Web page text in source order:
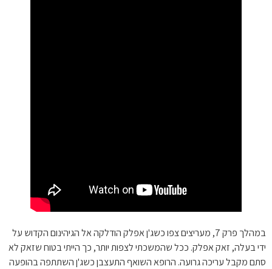
במהלך פרק 7, מעריצים צפו כשג'ן אפלק הודלקה אל הגיהינום הקדוש על
ידי בעלה, זאק אפלק. ככל שהמשכתי לצפות יותר, כך הייתי בטוח שזאק לא
סתם מקבל עריכה גרועה. הרופא השואף התעצבן כשג'ן השתתפה בהופעה